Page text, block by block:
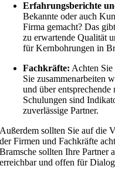
Erfahrungsberichte
Bekannte oder auch
Firma gemacht? Das
zu erwartende Qualität
für Kernbohrungen in
Fachkräfte: Achten Sie
Sie zusammenarbeiten
und über
Schulungen sind
zuverlässige Partner.
Außerdem sollten Sie auf die
der Firmen und Fachkräfte
Bramsche sollten Ihre Partner
erreichbar und offen für